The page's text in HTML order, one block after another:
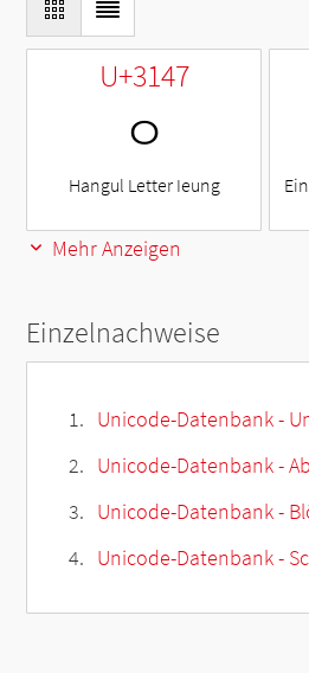
U+3147
ㅇ
Hangul Letter Ieung
Mehr Anzeigen
Einzelnachweise
Unicode-Datenbank -
Unicode-Datenbank -
Unicode-Datenbank -
Unicode-Datenbank -